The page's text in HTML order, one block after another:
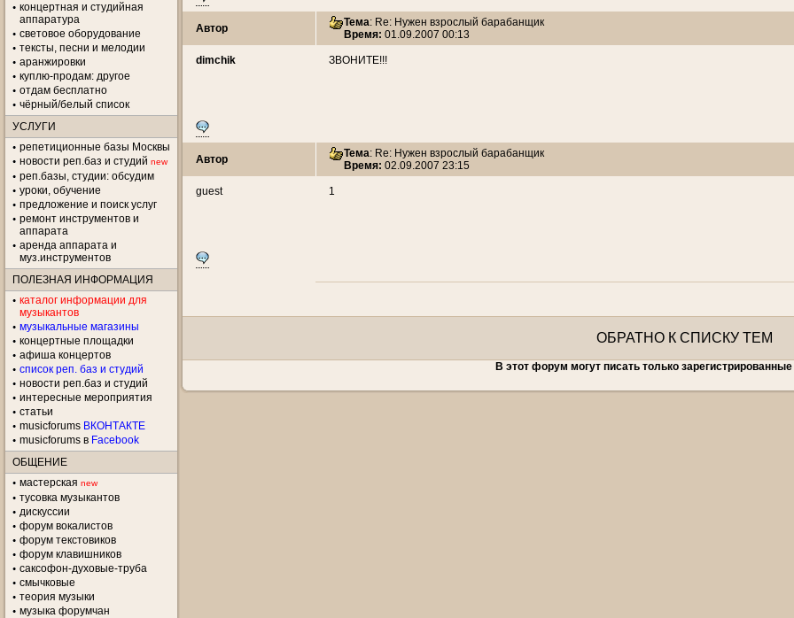
концертная и студийная
аппаратура
световое оборудование
тексты, песни и мелодии
аранжировки
куплю-продам: другое
отдам бесплатно
чёрный/белый список
УСЛУГИ
репетиционные базы Москвы
новости реп.баз и студий new
реп.базы, студии: обсудим
уроки, обучение
предложение и поиск услуг
ремонт инструментов и
аппарата
аренда аппарата и
муз.инструментов
ПОЛЕЗНАЯ ИНФОРМАЦИЯ
каталог информации для
музыкантов
музыкальные магазины
концертные площадки
aфиша концертов
список реп. баз и студий
новости реп.баз и студий
интересные мероприятия
статьи
musicforums ВКОНТАКТЕ
musicforums в Facebook
ОБЩЕНИЕ
мастерская new
тусовка музыкантов
дискуссии
форум вокалистов
форум текстовиков
форум клавишников
саксофон-духовые-труба
смычковые
теория музыки
музыка форумчан
Автор Тема: Re: Нужен взрослый барабанщик
Время: 01.09.2007 00:13
dimchik ЗВОНИТЕ!!!
Автор Тема: Re: Нужен взрослый барабанщик
Время: 02.09.2007 23:15
guest 1
ОБРАТНО К СПИСКУ ТЕМ
В этот форум могут писать только